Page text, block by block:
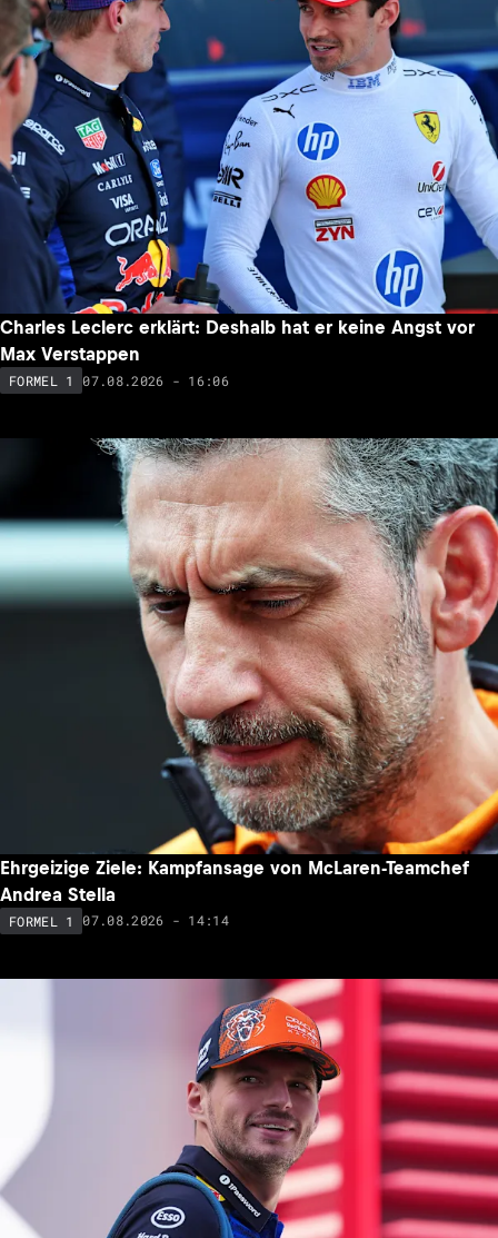
Charles Leclerc erklärt: Deshalb hat er keine Angst vor
Max Verstappen
FORMEL 1 07.08.2026 - 16:06
Ehrgeizige Ziele: Kampfansage von McLaren-Teamchef
Andrea Stella
FORMEL 1 07.08.2026 - 14:14